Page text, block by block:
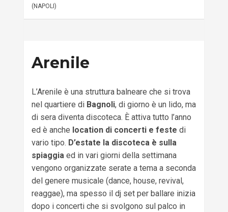
(NAPOLI)
Arenile
L’Arenile è una struttura balneare che si trova
nel quartiere di Bagnoli, di giorno è un lido, ma
di sera diventa discoteca. È attiva tutto l’anno
ed è anche location di concerti e feste di
vario tipo. D’estate la discoteca è sulla
spiaggiaed in vari giorni della settimana
vengono organizzate serate a tema a seconda
del genere musicale (dance, house, revival,
reaggae), ma spesso il dj set per ballare inizia
dopo i concerti che si svolgono sul palco in